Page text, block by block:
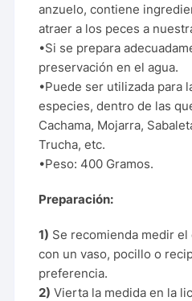
anzuelo, contiene
atraer a los peces a
•Si se prepara
preservación en el agua.
•Puede ser utilizada para
especies, dentro de las
Cachama, Mojarra,
Trucha, etc.
•Peso: 400 Gramos.
Preparación:
1) Se recomienda medir
con un vaso, pocillo o
preferencia.
2) Vierta la medida en la